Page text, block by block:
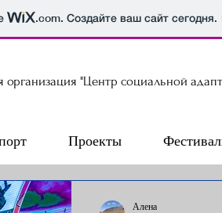
.com. Создайте ваш сайт сегодня.
организация "Центр социальной
Проекты
Алена